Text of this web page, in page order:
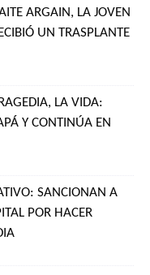
ARGAIN, LA JOVEN
UN TRASPLANTE
LA VIDA:
Y CONTINÚA EN
SANCIONAN A
POR HACER